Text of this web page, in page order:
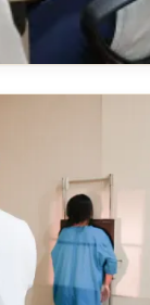
lý ngoại khoa
xử lý vết thương và
cơ bản.